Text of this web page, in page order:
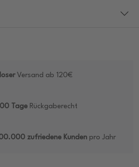
Versand ab 120€
Tage Rückgaberecht
zufriedene Kunden pro Jahr